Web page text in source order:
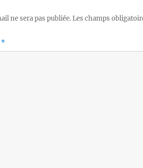
ne sera pas publiée.Les champs
*